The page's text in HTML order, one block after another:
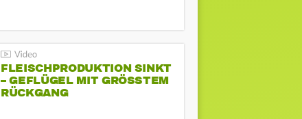
FLEISCHPRODUKTION SINKT
– GEFLÜGEL MIT GRÖSSTEM R
ÜCKGANG